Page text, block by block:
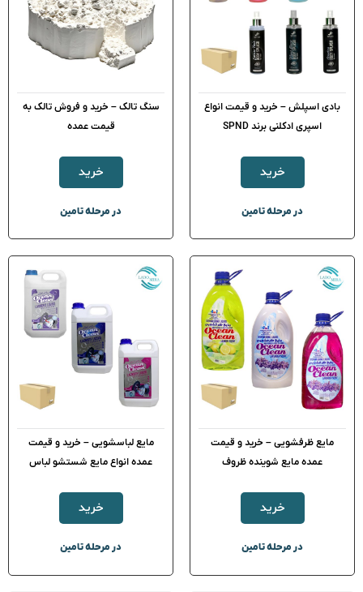
بادی اسپلش – خرید و قیمت انواع
اسپری ادکلنی برند SPND
خرید
در مرحله تامین
سنگ تالک – خرید و فروش تالک به
قیمت عمده
خرید
در مرحله تامین
مایع ظرفشویی – خرید و قیمت
عمده مایع شوینده ظروف
خرید
در مرحله تامین
مایع لباسشویی – خرید و قیمت
عمده انواع مایع شستشو لباس
خرید
در مرحله تامین